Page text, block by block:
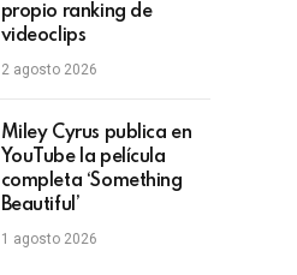
propio ranking de
videoclips
2 agosto 2026
Miley Cyrus publica en
YouTube la película
completa ‘Something
Beautiful’
1 agosto 2026